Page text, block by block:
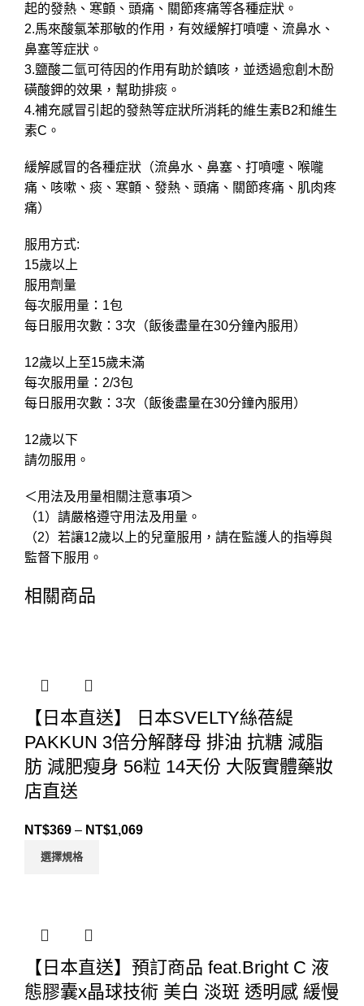
起的發熱、寒顫、頭痛、關節疼痛等各種症狀。
2.馬來酸氯苯那敏的作用，有效緩解打噴嚏、流鼻水、
鼻塞等症狀。
3.鹽酸二氫可待因的作用有助於鎮咳，並透過愈創木酚
磺酸鉀的效果，幫助排痰。
4.補充感冒引起的發熱等症狀所消耗的維生素B2和維生
素C。
緩解感冒的各種症狀（流鼻水、鼻塞、打噴嚏、喉嚨
痛、咳嗽、痰、寒顫、發熱、頭痛、關節疼痛、肌肉疼
痛）
服用方式:
15歲以上
服用劑量
每次服用量：1包
每日服用次數：3次（飯後盡量在30分鐘內服用）
12歲以上至15歲未滿
每次服用量：2/3包
每日服用次數：3次（飯後盡量在30分鐘內服用）
12歲以下
請勿服用。
＜用法及用量相關注意事項＞
（1）請嚴格遵守用法及用量。
（2）若讓12歲以上的兒童服用，請在監護人的指導與
監督下服用。
相關商品
【日本直送】 日本SVELTY絲蓓緹
PAKKUN 3倍分解酵母 排油 抗糖 減脂
肪 減肥瘦身 56粒 14天份 大阪實體藥妝
店直送
NT$369 – NT$1,069
選擇規格
【日本直送】預訂商品 feat.Bright C 液
態膠囊x晶球技術 美白 淡斑 透明感 緩慢